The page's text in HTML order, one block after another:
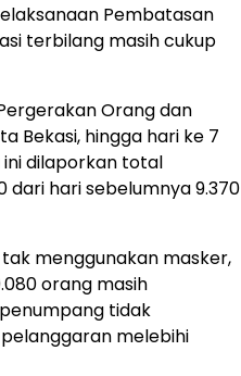
Pembatasan
terbilang masih cukup
Orang dan
Bekasi, hingga hari ke 7
ini dilaporkan total
dari hari sebelumnya 9.370
menggunakan masker,
orang masih
tidak
pelanggaran melebihi